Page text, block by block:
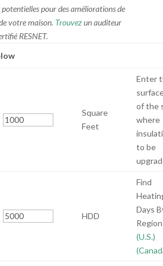
pour des améliorations de
votre maison. Trouvezun auditeur
RESNET.
Square
Feet
Enter
of the
where
to be
HDD
Find
Days
(U.S.)